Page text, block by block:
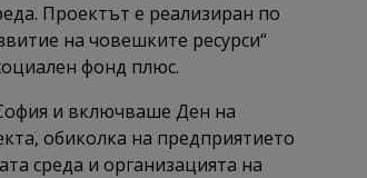
Проектът е реализиран по
на човешките ресурси“
фонд плюс.
и включваше Ден на
обиколка на предприятието
среда и организацията на